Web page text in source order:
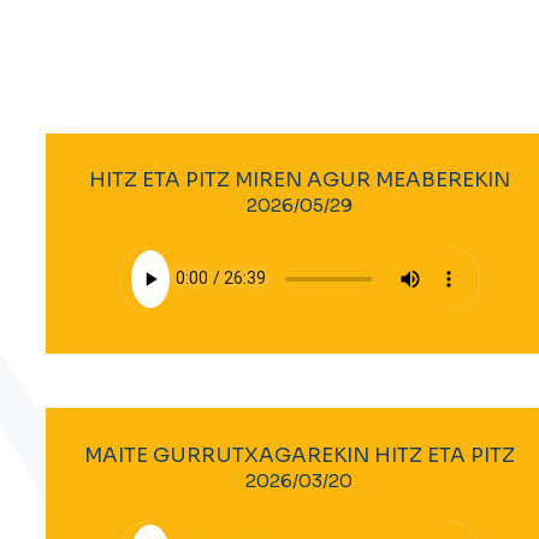
HITZ ETA PITZ MIREN AGUR MEABEREKIN
2026/05/29
MAITE GURRUTXAGAREKIN HITZ ETA PITZ
2026/03/20